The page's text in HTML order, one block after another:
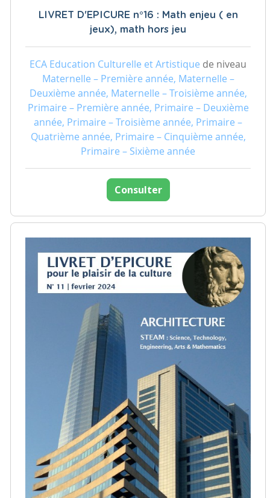
LIVRET D'EPICURE n°16 : Math enjeu ( en
jeux), math hors jeu
ECA Education Culturelle et Artistique de niveau
Maternelle – Première année, Maternelle –
Deuxième année, Maternelle – Troisième année,
Primaire – Première année, Primaire – Deuxième
année, Primaire – Troisième année, Primaire –
Quatrième année, Primaire – Cinquième année,
Primaire – Sixième année
Consulter